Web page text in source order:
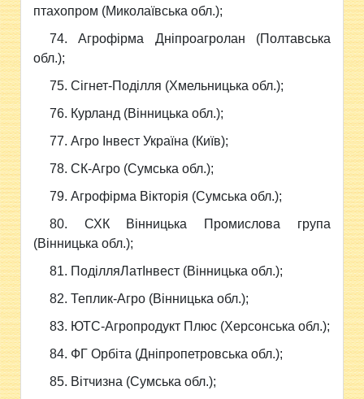
птахопром (Миколаївська обл.);
74. Агрофірма Дніпроагролан (Полтавська
обл.);
75. Сігнет-Поділля (Хмельницька обл.);
76. Курланд (Вінницька обл.);
77. Агро Інвест Україна (Київ);
78. СК-Агро (Сумська обл.);
79. Агрофірма Вікторія (Сумська обл.);
80. СХК Вінницька Промислова група
(Вінницька обл.);
81. ПоділляЛатІнвест (Вінницька обл.);
82. Теплик-Агро (Вінницька обл.);
83. ЮТС-Агропродукт Плюс (Херсонська обл.);
84. ФГ Орбіта (Дніпропетровська обл.);
85. Вітчизна (Сумська обл.);